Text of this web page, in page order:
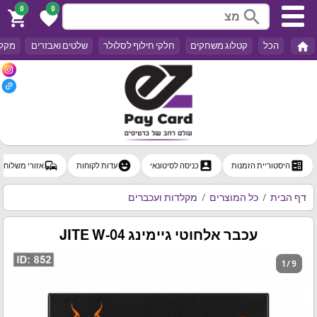
search
0
favorite
0
shopping_cart
home הכל קטלוג משחקים חלקי חילוף לסלולר שלטים ואבזרים
ballot היסטוריית הזמנות account_boxכניסה לסיטונאי emoji_emotionsעדות לקוחות commuteאזורי משלוח
דף הבית כל המוצרים מקלדות ועכברים
עכבר אלחוטי גיימינג JITE W-04
1 / 9